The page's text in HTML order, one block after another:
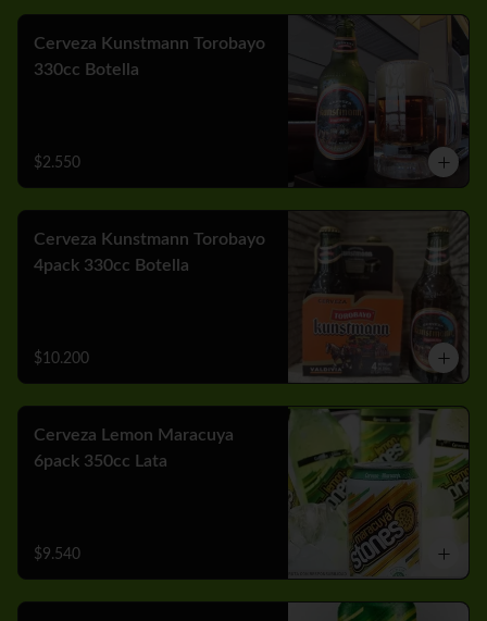
Cerveza Kunstmann Torobayo
330cc Botella
$2.550
Cerveza Kunstmann Torobayo
4pack 330cc Botella
$10.200
Cerveza Lemon Maracuya
6pack 350cc Lata
$9.540